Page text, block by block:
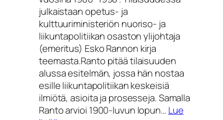
and
PowerCall
for
Papers
julkaistaan opetus- ja
kulttuuriministeriön nuoriso- ja
liikuntapolitiikan osaston ylijohtaja
(emeritus) Esko Rannon kirja
teemasta.Ranto pitää tilaisuuden
alussa esitelmän, jossa hän nostaa
esille liikuntapolitiikan keskeisiä
ilmiötä, asioita ja prosesseja. Samalla
Ranto arvioi 1900-luvun lopun… Lue